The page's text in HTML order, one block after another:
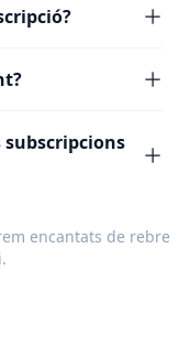
encantats de rebre
.